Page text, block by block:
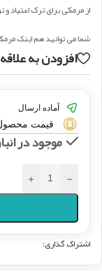
از مرمکی برای ترک اعتیاد
شما می توانید هم اینک
افزودن به
آماده ارسال
قیمت
موجود در
-
+
اشتراک گذاری: